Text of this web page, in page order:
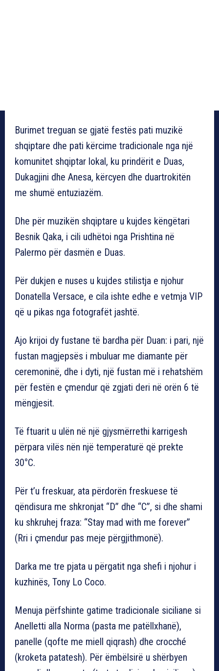
Burimet treguan se gjatë festës pati muzikë
shqiptare dhe pati kërcime tradicionale nga një
komunitet shqiptar lokal, ku prindërit e Duas,
Dukagjini dhe Anesa, kërcyen dhe duartrokitën
me shumë entuziazëm.
Dhe për muzikën shqiptare u kujdes këngëtari
Besnik Qaka, i cili udhëtoi nga Prishtina në
Palermo për dasmën e Duas.
Për dukjen e nuses u kujdes stilistja e njohur
Donatella Versace, e cila ishte edhe e vetmja VIP
që u pikas nga fotografët jashtë.
Ajo krijoi dy fustane të bardha për Duan: i pari, një
fustan magjepsës i mbuluar me diamante për
ceremoninë, dhe i dyti, një fustan më i rehatshëm
për festën e çmendur që zgjati deri në orën 6 të
mëngjesit.
Të ftuarit u ulën në një gjysmërrethi karrigesh
përpara vilës nën një temperaturë që prekte
30°C.
Për t’u freskuar, ata përdorën freskuese të
qëndisura me shkronjat “D” dhe “C”, si dhe shami
ku shkruhej fraza: “Stay mad with me forever”
(Rri i çmendur pas meje përgjithmonë).
Darka me tre pjata u përgatit nga shefi i njohur i
kuzhinës, Tony Lo Coco.
Menuja përfshinte gatime tradicionale siciliane si
Anelletti alla Norma (pasta me patëllxhanë),
panelle (qofte me miell qiqrash) dhe crocché
(kroketa patatesh). Për ëmbëlsirë u shërbyen